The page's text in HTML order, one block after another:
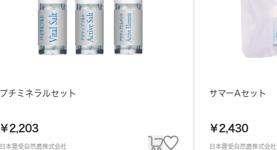
プチミネラルセット
￥2,203
日本豊受自然農株式会社
サマーAセット
￥2,430
日本豊受自然農株式会社